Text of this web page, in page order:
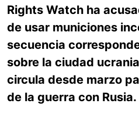
Rights Watch ha
de usar municiones
secuencia
sobre la ciudad
circula desde marzo
de la guerra con Rusia.